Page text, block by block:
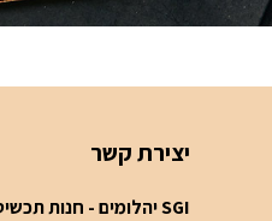
יצירת קשר
SGI יהלומים - חנות תכשיטים דיזנגוף סנטר תל אביב